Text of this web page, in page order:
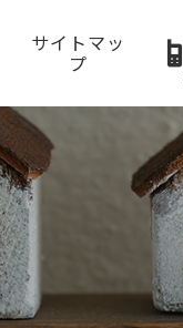
サイトマッ
プ